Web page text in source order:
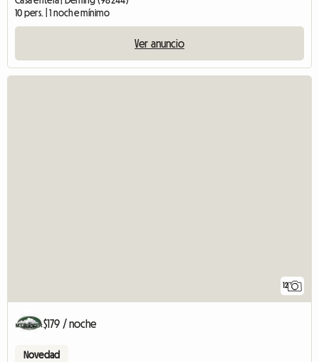
10 pers. | 1 noche mínimo
Ver anuncio
12
$179 / noche
Novedad